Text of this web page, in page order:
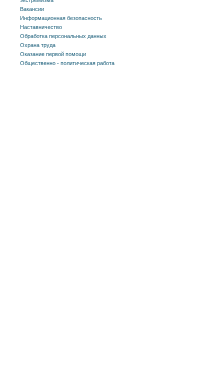
Вакансии
Информационная безопасность
Наставничество
Обработка персональных данных
Охрана труда
Оказание первой помощи
Общественно - политическая работа